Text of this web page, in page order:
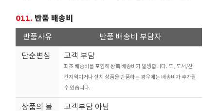
011. 반품 배송비
반품사유 반품 배송비 부담자
단순변심 고객 부담
최초 배송비를 포함해 왕복 배송비가 발생합니다. 또, 도서/산
간지역이거나 설치 상품을 반품하는 경우에는 배송비가 추가될
수 있습니다.
상품의 불
고객부담 아님